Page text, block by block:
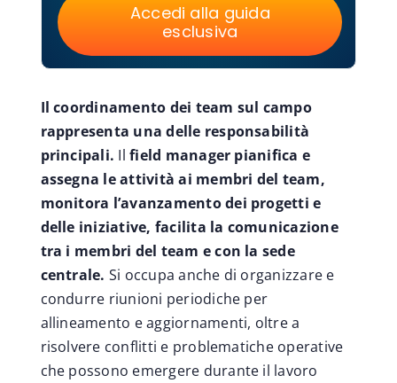
Accedi alla guida
esclusiva
Il coordinamento dei team sul campo
rappresenta una delle responsabilità
principali. Ilfield manager pianifica e
assegna le attività ai membri del team,
monitora l’avanzamento dei progetti e
delle iniziative, facilita la comunicazione
tra i membri del team e con la sede
centrale. Si occupa anche di organizzare e
condurre riunioni periodiche per
allineamento e aggiornamenti, oltre a
risolvere conflitti e problematiche operative
che possono emergere durante il lavoro